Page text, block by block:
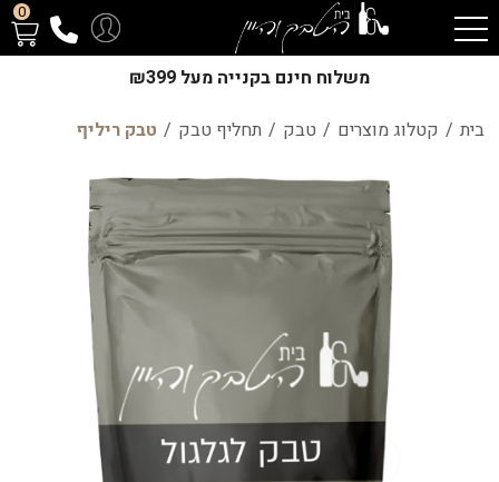
0
משלוח חינם בקנייה מעל ₪399
בית / קטלוג מוצרים / טבק / תחליף טבק / טבק ריליף